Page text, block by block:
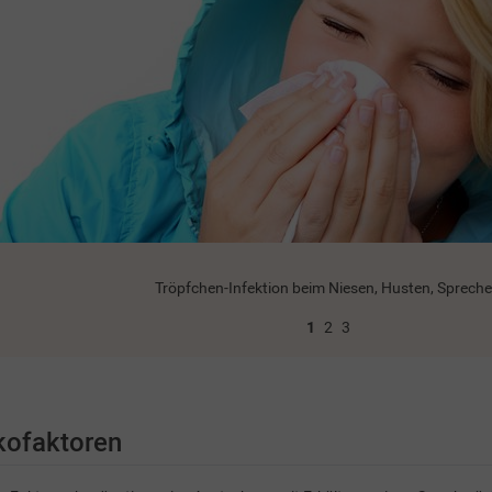
Tröpfchen-Infektion beim Niesen, Husten,
1 2 3